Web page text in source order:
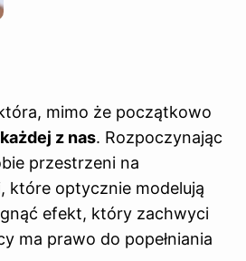
mimo że początkowo
każdej z nas. Rozpoczynając
przestrzeni na
które optycznie modelują
efekt, który zachwyci
ma prawo do popełniania